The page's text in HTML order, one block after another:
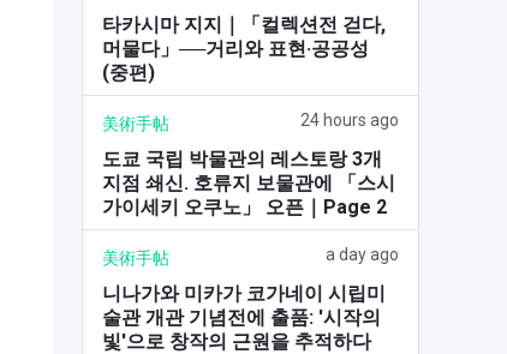
타카시마 지지｜「컬렉션전 걷다,
머물다」──거리와 표현·공공성
(중편)
美術手帖 24 hours ago
도쿄 국립 박물관의 레스토랑 3개
지점 쇄신. 호류지 보물관에 「스시
가이세키 오쿠노」 오픈｜Page 2
美術手帖 a day ago
니나가와 미카가 코가네이 시립미
술관 개관 기념전에 출품: '시작의
빛'으로 창작의 근원을 추적하다